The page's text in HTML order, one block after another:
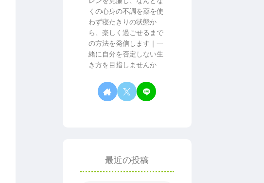
くの心身の不調を薬を使
わず寝たきりの状態か
ら、楽しく過ごせるまで
の方法を発信します｜一
緒に自分を否定しない生
き方を目指しませんか
最近の投稿